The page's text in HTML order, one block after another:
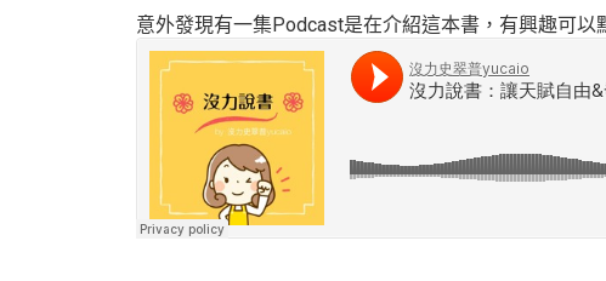
意外發現有一集Podcast是在介紹這本書，有興趣可以